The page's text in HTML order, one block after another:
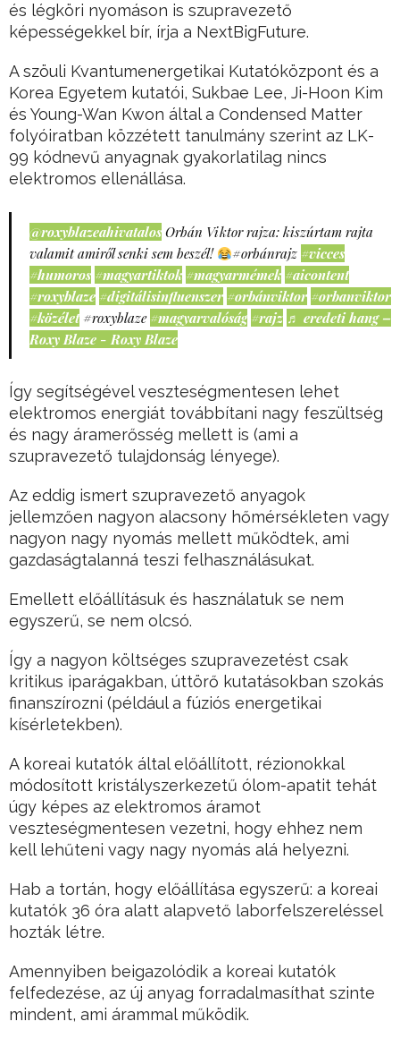
és légköri nyomáson is szupravezető
képességekkel bír, írja a NextBigFuture.
A szöuli Kvantumenergetikai Kutatóközpont és a
Korea Egyetem kutatói, Sukbae Lee, Ji-Hoon Kim
és Young-Wan Kwon által a Condensed Matter
folyóiratban közzétett tanulmány szerint az LK-
99 kódnevű anyagnak gyakorlatilag nincs
elektromos ellenállása.
@roxyblazeahivatalos Orbán Viktor rajza: kiszúrtam rajta
valamit amiről senki sem beszél!
#orbánrajz #vicces
#humoros #magyartiktok #magyarmémek #aicontent
#roxyblaze #digitálisinfluenszer #orbánviktor #orbanviktor
#közélet #roxyblaze #magyarvalóság #rajz ♬ eredeti hang –
Roxy Blaze - Roxy Blaze
Így segítségével veszteségmentesen lehet
elektromos energiát továbbítani nagy feszültség
és nagy áramerősség mellett is (ami a
szupravezető tulajdonság lényege).
Az eddig ismert szupravezető anyagok
jellemzően nagyon alacsony hőmérsékleten vagy
nagyon nagy nyomás mellett működtek, ami
gazdaságtalanná teszi felhasználásukat.
Emellett előállításuk és használatuk se nem
egyszerű, se nem olcsó.
Így a nagyon költséges szupravezetést csak
kritikus iparágakban, úttörő kutatásokban szokás
finanszírozni (például a fúziós energetikai
kísérletekben).
A koreai kutatók által előállított, rézionokkal
módosított kristályszerkezetű ólom-apatit tehát
úgy képes az elektromos áramot
veszteségmentesen vezetni, hogy ehhez nem
kell lehűteni vagy nagy nyomás alá helyezni.
Hab a tortán, hogy előállítása egyszerű: a koreai
kutatók 36 óra alatt alapvető laborfelszereléssel
hozták létre.
Amennyiben beigazolódik a koreai kutatók
felfedezése, az új anyag forradalmasíthat szinte
mindent, ami árammal működik.